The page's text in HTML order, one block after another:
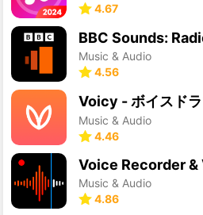
4.67
Music & Audio
4.56
Music & Audio
4.46
Music & Audio
4.86